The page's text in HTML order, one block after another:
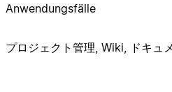
Anwendungsfälle
プロジェクト管理, Wiki, ドキュ